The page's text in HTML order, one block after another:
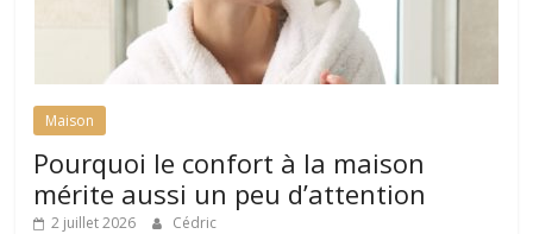
Maison
Pourquoi le confort à la maison
mérite aussi un peu d’attention
2 juillet 2026 Cédric